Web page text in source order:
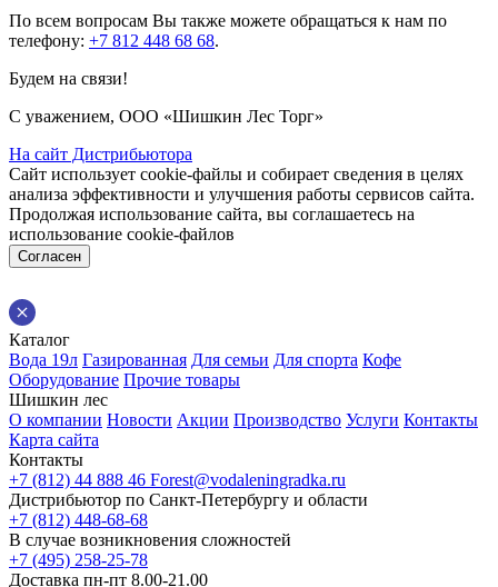
По всем вопросам Вы также можете обращаться к нам по
телефону: +7 812 448 68 68.
Будем на связи!
С уважением, ООО «Шишкин Лес Торг»
На сайт Дистрибьютора
Сайт использует cookie-файлы и собирает сведения в целях
анализа эффективности и улучшения работы сервисов сайта.
Продолжая использование сайта, вы соглашаетесь на
использование cookie-файлов
Согласен
Каталог
Вода 19л Газированная Для семьи Для спорта Кофе
Оборудование Прочие товары
Шишкин лес
О компании Новости Акции Производство Услуги Контакты
Карта сайта
Контакты
+7 (812) 44 888 46 Forest@vodaleningradka.ru
Дистрибьютор по Санкт-Петербургу и области
+7 (812) 448-68-68
В случае возникновения сложностей
+7 (495) 258-25-78
Доставка пн-пт 8.00-21.00